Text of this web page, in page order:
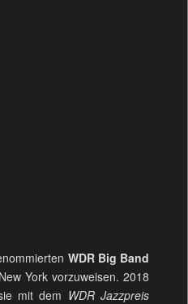
WDR Big Band
York vorzuweisen. 2018
mit dem WDR Jazzpreis